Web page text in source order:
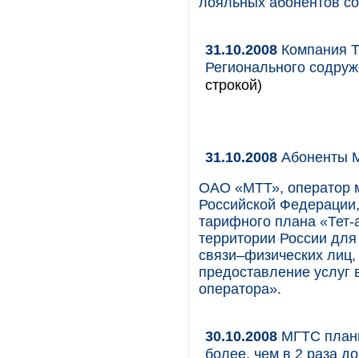
31.10.2008 Компания
Регионального
строкой)
31.10.2008 Абоненты
ОАО «МТТ», оператор
Российской
тарифного плана «Тет-
территории России
связи–физических
предоставление
оператора».
30.10.2008 МГТС
более, чем в 2 раза